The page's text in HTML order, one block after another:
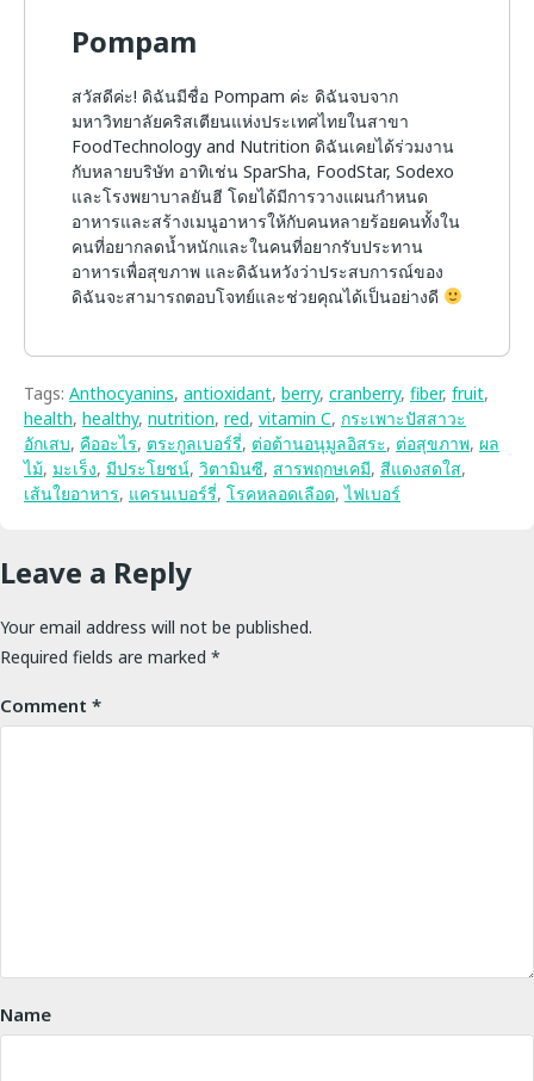
Pompam
สวัสดีค่ะ! ดิฉันมีชื่อ Pompam ค่ะ ดิฉันจบจาก
มหาวิทยาลัยคริสเตียนแห่งประเทศไทยในสาขา
FoodTechnology and Nutrition ดิฉันเคยได้ร่วมงาน
กับหลายบริษัท อาทิเช่น SparSha, FoodStar, Sodexo
และโรงพยาบาลยันฮี โดยได้มีการวางแผนกำหนด
อาหารและสร้างเมนูอาหารให้กับคนหลายร้อยคนทั้งใน
คนที่อยากลดน้ำหนักและในคนที่อยากรับประทาน
อาหารเพื่อสุขภาพ และดิฉันหวังว่าประสบการณ์ของ
ดิฉันจะสามารถตอบโจทย์และช่วยคุณได้เป็นอย่างดี
Tags: Anthocyanins, antioxidant, berry, cranberry, fiber, fruit,
health, healthy, nutrition, red, vitamin C, กระเพาะปัสสาวะ
อักเสบ, คืออะไร, ตระกูลเบอร์รี่, ต่อต้านอนุมูลอิสระ, ต่อสุขภาพ, ผล
ไม้, มะเร็ง, มีประโยชน์, วิตามินซี, สารพฤกษเคมี, สีแดงสดใส,
เส้นใยอาหาร, แครนเบอร์รี่, โรคหลอดเลือด,ไฟเบอร์
Leave a Reply
Your email address will not be published.
Required fields are marked *
Comment *
Name